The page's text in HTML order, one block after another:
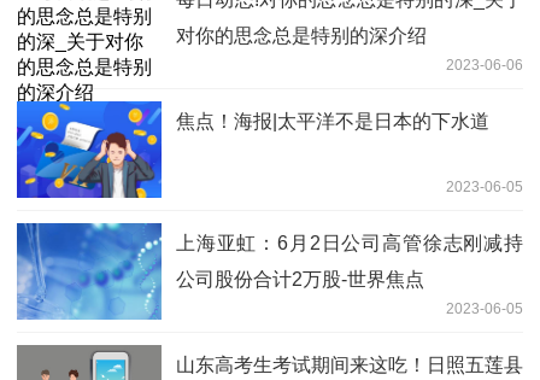
对你的思念总是特别的深介绍
2023-06-06
焦点！海报|太平洋不是日本的下水道
2023-06-05
上海亚虹：6月2日公司高管徐志刚减持
公司股份合计2万股-世界焦点
2023-06-05
山东高考生考试期间来这吃！日照五莲县